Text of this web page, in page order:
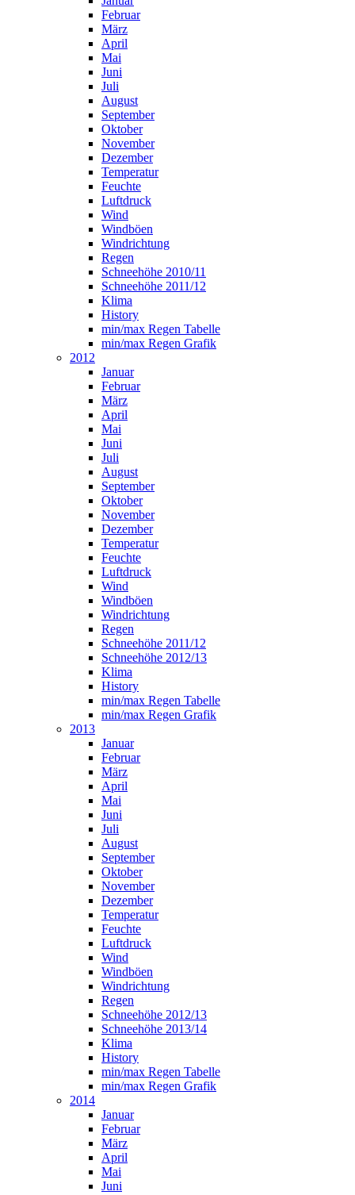
Februar
März
April
Mai
Juni
Juli
August
September
Oktober
November
Dezember
Temperatur
Feuchte
Luftdruck
Wind
Windböen
Windrichtung
Regen
Schneehöhe 2010/11
Schneehöhe 2011/12
Klima
History
min/max Regen Tabelle
min/max Regen Grafik
2012
Januar
Februar
März
April
Mai
Juni
Juli
August
September
Oktober
November
Dezember
Temperatur
Feuchte
Luftdruck
Wind
Windböen
Windrichtung
Regen
Schneehöhe 2011/12
Schneehöhe 2012/13
Klima
History
min/max Regen Tabelle
min/max Regen Grafik
2013
Januar
Februar
März
April
Mai
Juni
Juli
August
September
Oktober
November
Dezember
Temperatur
Feuchte
Luftdruck
Wind
Windböen
Windrichtung
Regen
Schneehöhe 2012/13
Schneehöhe 2013/14
Klima
History
min/max Regen Tabelle
min/max Regen Grafik
2014
Januar
Februar
März
April
Mai
Juni